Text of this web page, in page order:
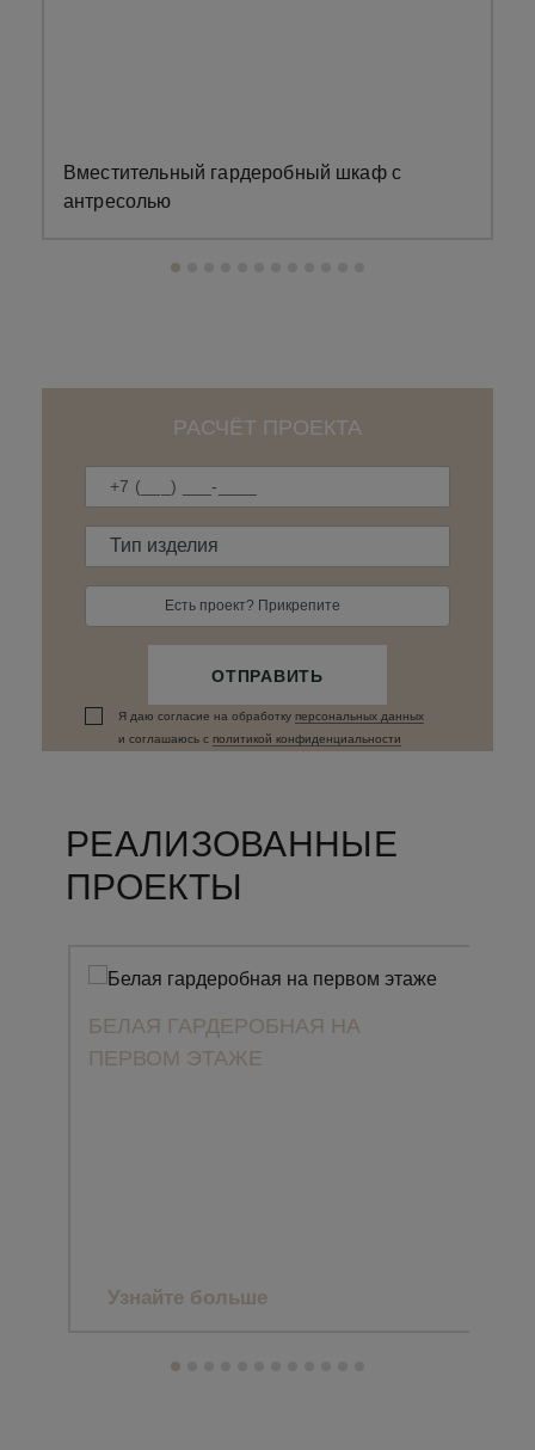
Вместительный гардеробный шкаф с
антресолью
РАСЧЁТ ПРОЕКТА
Есть проект? Прикрепите
ОТПРАВИТЬ
Я даю согласие на обработку персональных данныx
и соглашаюсь c политикой конфиденциальности
РЕАЛИЗОВАННЫЕ
ПРОЕКТЫ
БЕЛАЯ ГАРДЕРОБНАЯ НА
ПЕРВОМ ЭТАЖЕ
Узнайте больше